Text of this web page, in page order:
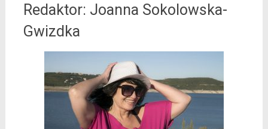
Redaktor: Joanna Sokolowska-
Gwizdka